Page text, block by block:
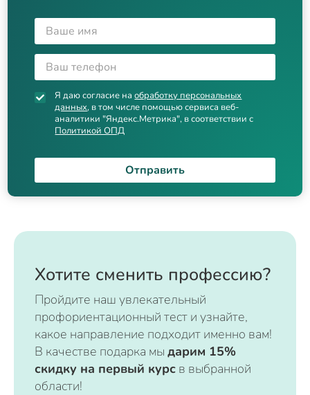
Я даю согласие наобработку персональных
данных, в том числе помощью сервиса веб-
аналитики "Яндекс.Метрика", в соответствии с
Политикой ОПД
Отправить
Хотите сменить профессию?
Пройдите наш увлекательный
профориентационный тест и узнайте,
какое направление подходит именно вам!
В качестве подарка мы дарим 15%
скидку на первый курс в выбранной
области!